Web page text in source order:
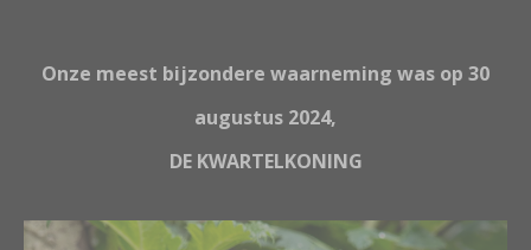
Onze meest bijzondere waarneming was op 30
augustus 2024,
DE KWARTELKONING